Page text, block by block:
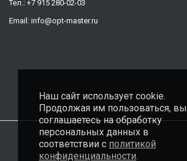
Тел.: +7 915 280-02-03
Email: info@opt-master.ru
Наш сайт использует cookie.
Продолжая им пользоваться, вы
соглашаетесь на обработку
персональных данных в
соответствии с политикой
конфиденциальности.